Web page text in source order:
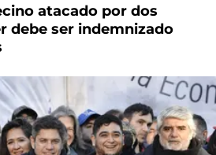
atacado por dos
debe ser indemnizado